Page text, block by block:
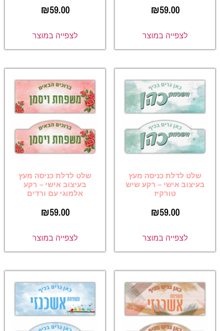
₪59.00
לצפייה במוצר
₪59.00
לצפייה במוצר
שלט לדלת כניסה מעץ
בעיצוב אישי – רקע שיש
טורקיז
₪59.00
לצפייה במוצר
שלט לדלת כניסה מעץ
בעיצוב אישי – רקע
אלמוגי עם ורדים
₪59.00
לצפייה במוצר